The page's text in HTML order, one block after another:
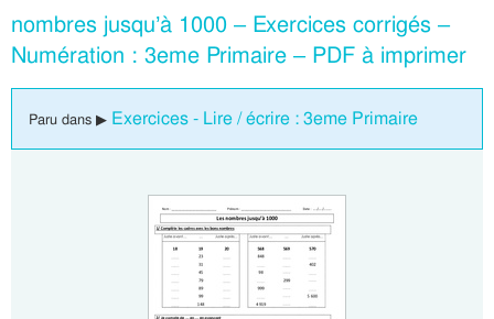
nombres jusqu’à 1000 – Exercices corrigés –
Numération : 3eme Primaire – PDF à imprimer
Paru dans ▶ Exercices - Lire / écrire : 3eme Primaire